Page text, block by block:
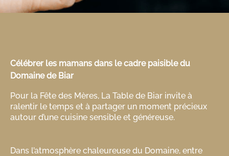
Célébrer les mamans dans le cadre paisible du
Domaine de Biar
Pour la Fête des Mères, La Table de Biar invite à
ralentir le temps et à partager un moment précieux
autour d’une cuisine sensible et généreuse.
Dans l’atmosphère chaleureuse du Domaine, entre